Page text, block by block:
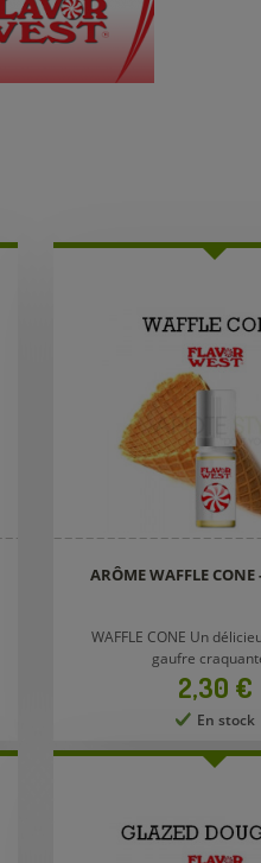
ARÔME WAFFLE CONE
WAFFLE CONE Un
gaufre
Prix
2,30 €
En stock